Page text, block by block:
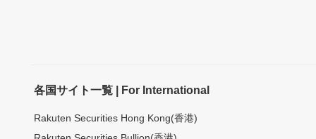
各国サイト一覧 | For International
Rakuten Securities Hong Kong(香港)